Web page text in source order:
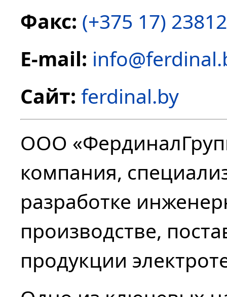
Факс: (+375 17)
E-mail:
Сайт: ferdinal.by
ООО
компания,
разработке
производстве,
продукции